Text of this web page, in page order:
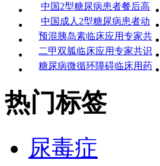
中国2型糖尿病患者餐后高
中国成人2型糖尿病患者动
预混胰岛素临床应用专家共
二甲双胍临床应用专家共识
糖尿病微循环障碍临床用药
热门标签
尿毒症